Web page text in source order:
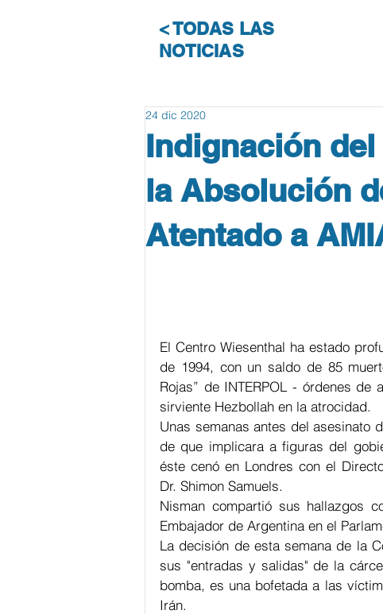
< TODAS LAS
NOTICIAS
Indignación
la Absolución
Atentado a
24 dic 2020
El Centro Wiesenthal ha estado
de 1994, con un saldo de 85
Rojas” de INTERPOL - órdenes
sirviente Hezbollah en la atrocidad.
Unas semanas antes del asesinato
de que implicara a figuras del
éste cenó en Londres con el
Dr. Shimon Samuels.
Nisman compartió sus hallazgos
Embajador de Argentina en el
La decisión de esta semana de la
sus "entradas y salidas" de la
bomba, es una bofetada a las
Irán.